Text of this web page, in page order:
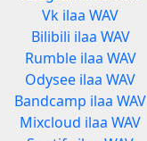
Vk ilaa WAV
Bilibili ilaa WAV
Rumble ilaa WAV
Odysee ilaa WAV
Bandcamp ilaa WAV
Mixcloud ilaa WAV